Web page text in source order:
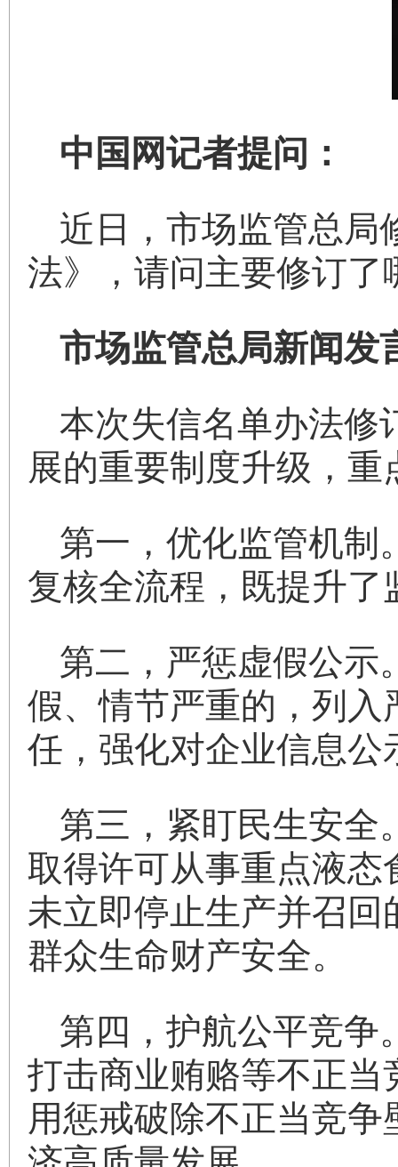
中国网记者提问：
近日，市场监管总局
法》，请问主要修订了
市场监管总局新闻发
本次失信名单办法修
展的重要制度升级，
第一，优化监管机制
复核全流程，既提升
第二，严惩虚假公示
假、情节严重的，列
任，强化对企业信息公
第三，紧盯民生安全
取得许可从事重点液
未立即停止生产并召
群众生命财产安全。
第四，护航公平竞争
打击商业贿赂等不正
用惩戒破除不正当竞